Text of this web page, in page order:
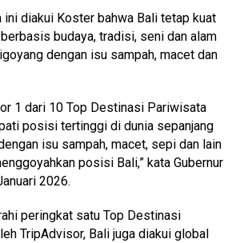
ini diakui Koster bahwa Bali tetap kuat
budaya, tradisi, seni dan alam
dengan isu sampah, macet dan
1 dari 10 Top Destinasi Pariwisata
posisi tertinggi di dunia sepanjang
isu sampah, macet, sepi dan lain
posisi Bali,” kata Gubernur
2026.
peringkat satu Top Destinasi
TripAdvisor, Bali juga diakui global